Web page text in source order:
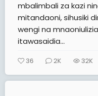
mbalimbali za kazi
mitandaoni, sihusiki
wengi na
itawasaidia...
36 2K 32K